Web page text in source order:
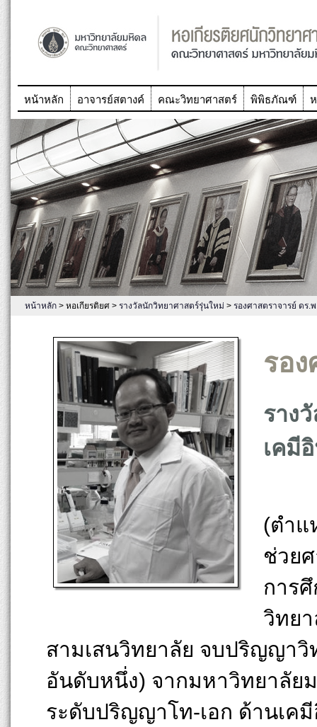
หน้าหลัก อาจารย์สตางค์ คณะวิทยาศาสตร์ พิพิธภัณฑ์
หน้าหลัก > หอเกียรติยศ > รางวัลนักวิทยาศาสตร์รุ่นใหม่ > รองศาสตราจารย์ ดร.
รอ
ราง
เคมี
(ตำแ
ช่วย
การ
วิทย
สามเสนวิทยาลัย จบปริญญา
อันดับหนึ่ง) จากมหาวิทยาลัย
ระดับปริญญาโท-เอก ด้านเค